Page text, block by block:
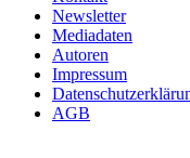
Newsletter
Mediadaten
Autoren
Impressum
AGB